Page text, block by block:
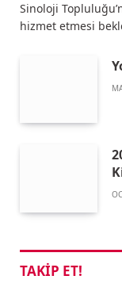
Sinoloji
hizmet etmesi
TAKIP ET!